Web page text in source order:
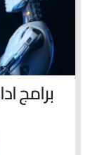
برامج